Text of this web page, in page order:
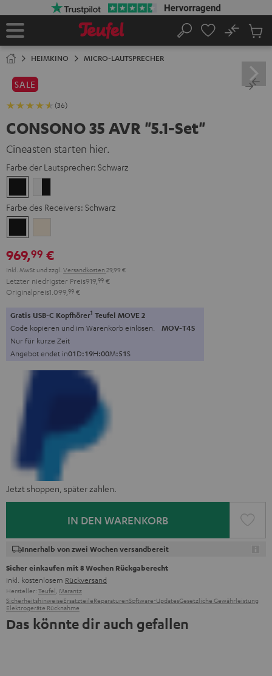
Startseite
Suche
No
HEIMKINO MICRO-LAUTSPRECHER
SALE
(36)
CONSONO 35 AVR "5.1-Set"
Cineasten starten hier.
Farbe der Lautsprecher: Schwarz
Schwarz
Farbe des Receivers: Schwarz
969,99 €
Inkl. MwSt und zzgl. Versandkosten 29,99 €
Letzter niedrigster Preis919, 99 €
Originalpreis1.099, 99 €
Gratis USB-C Kopfhörer1 Teufel MOVE 2
Code kopieren und im Warenkorb einlösen. MOV-T4S
Nur für kurze Zeit
Angebot endet in01D:19H:00M:50S
Jetzt shoppen, später zahlen.
IN DEN WARENKORB
Innerhalb von zwei Wochen versandbereit
Sicher einkaufen mit 8 Wochen Rückgaberecht
inkl. kostenlosem Rückversand
Hersteller: Teufel, Marantz
SicherheitshinweiseErsatzteileReparaturenSoftware-UpdatesGesetzliche Gewährleistung
Elektrogeräte Rücknahme
Das könnte dir auch gefallen